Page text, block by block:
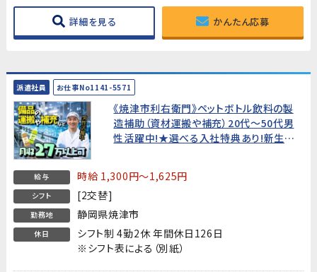
詳細を見る かんたん応募
派遣社員 お仕事No1141-5571
《焼津市利右衛門》ペットボトル飲料の製
造補助（資材運搬や補充）20代～50代男
性活躍中!★選べる入社特典あり!新生活
給与 時給 1,300円～1,625円
シフト [2交替]
勤務地 静岡県焼津市
休日
シフト制 4勤2休 年間休日126日
※シフト表による（別紙）